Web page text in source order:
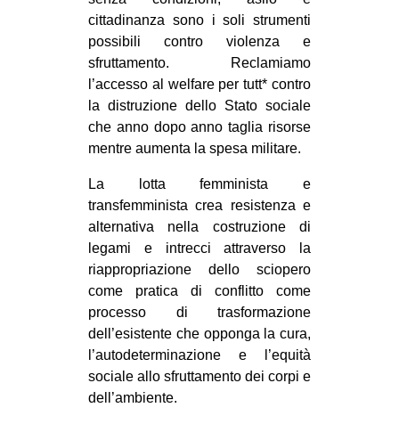
cittadinanza sono i soli strumenti
possibili contro violenza e
sfruttamento. Reclamiamo
l’accesso al welfare per tutt* contro
la distruzione dello Stato sociale
che anno dopo anno taglia risorse
mentre aumenta la spesa militare.
La lotta femminista e
transfemminista crea resistenza e
alternativa nella costruzione di
legami e intrecci attraverso la
riappropriazione dello sciopero
come pratica di conflitto come
processo di trasformazione
dell’esistente che opponga la cura,
l’autodeterminazione e l’equità
sociale allo sfruttamento dei corpi e
dell’ambiente.